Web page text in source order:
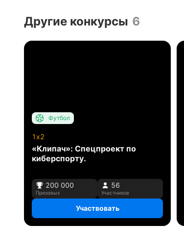
Другие конкурсы 6
Футбол
1x2
«Клипач»: Спецпроект по
киберспорту.
200 000
Призовых
56
Участников
Участвовать